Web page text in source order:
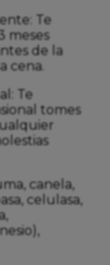
Te
meses
de la
cena.
Te
tomes
canela,
celulasa,